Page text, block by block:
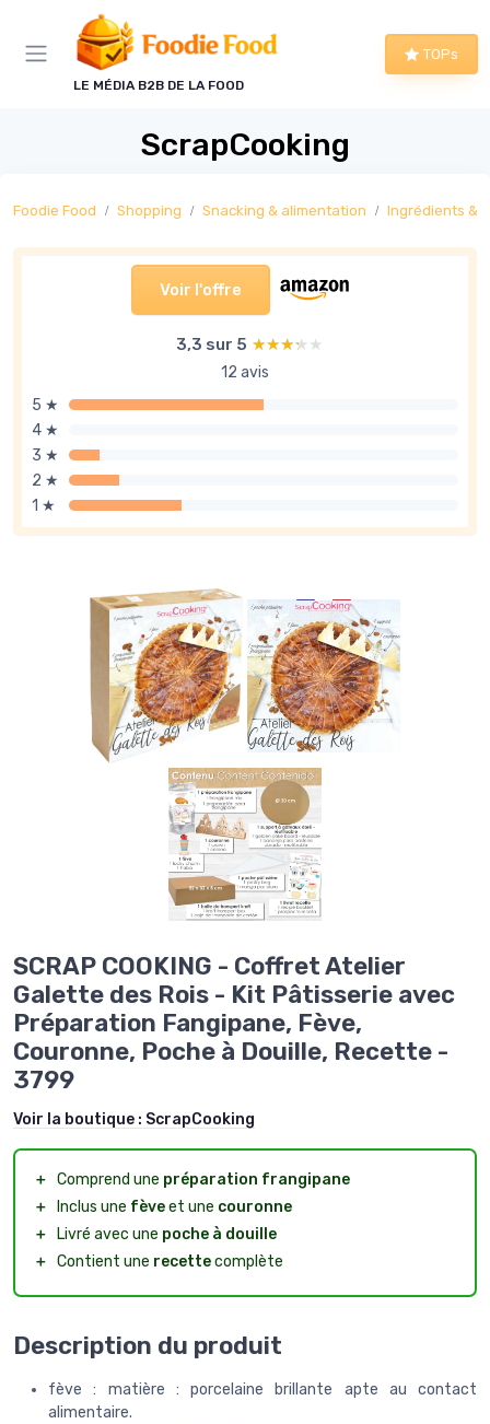
LE MÉDIA B2B DE LA FOOD
TOPs
ScrapCooking
Foodie Food Shopping Snacking & alimentation Ingrédients &
Voir l'offre
3,3 sur 5 ★★★★★
★★★★★
12 avis
5 ★
4 ★
3 ★
2 ★
1 ★
SCRAP COOKING - Coffret Atelier
Galette des Rois - Kit Pâtisserie avec
Préparation Fangipane, Fève,
Couronne, Poche à Douille, Recette -
3799
Voir la boutique : ScrapCooking
＋ Comprend une préparation frangipane
＋ Inclus une fèveet une couronne
＋ Livré avec une poche à douille
＋ Contient une recettecomplète
Description du produit
fève : matière : porcelaine brillante apte au contact
alimentaire.
Panneau de gestion des cookies